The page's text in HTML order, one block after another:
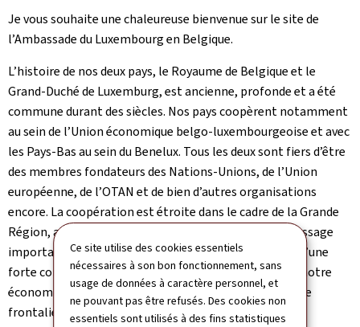
Ce site utilise des cookies essentiels
nécessaires à son bon fonctionnement, sans
usage de données à caractère personnel, et
ne pouvant pas être refusés. Des cookies non
essentiels sont utilisés à des fins statistiques
Je vous souhaite une chaleureuse bienvenue sur le site de
l’Ambassade du Luxembourg en Belgique.
L’histoire de nos deux pays, le Royaume de Belgique et le
Grand-Duché de Luxemburg, est ancienne, profonde et a été
commune durant des siècles. Nos pays coopèrent notamment
au sein de l’Union économique belgo-luxembourgeoise et avec
les Pays-Bas au sein du Benelux. Tous les deux sont fiers d’être
des membres fondateurs des Nations-Unions, de l’Union
européenne, de l’OTAN et de bien d’autres organisations
encore. La coopération est étroite dans le cadre de la Grande
Région, alors que les ports belges sont un point de passage
important pour l’économie luxembourgeoise. Alors qu’une
forte communauté luxembourgeoise vit en Belgique, notre
économie profite de l’apport inestimable de milliers de
frontaliers belges.